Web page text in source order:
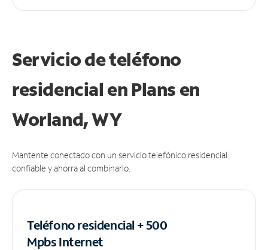
Servicio de teléfono
residencial en Plans en
Worland, WY
Mantente conectado con un servicio telefónico residencial
confiable y ahorra al combinarlo.
Teléfono residencial + 500
MpbsInternet